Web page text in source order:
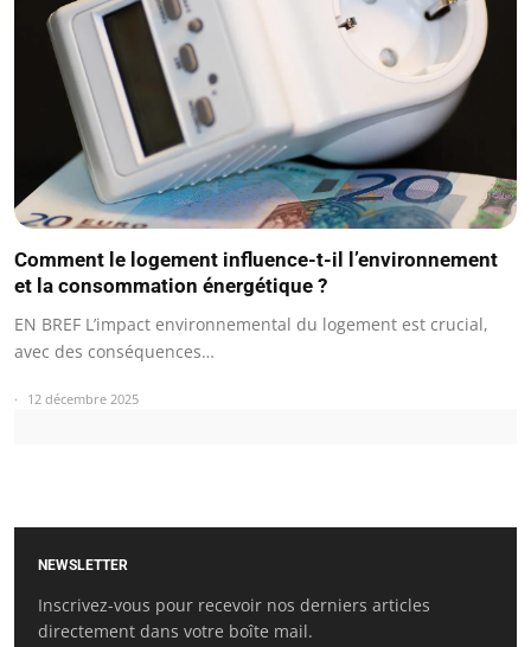
Comment le logement influence-t-il l’environnement
et la consommation énergétique ?
EN BREF L’impact environnemental du logement est crucial,
avec des conséquences…
12 décembre 2025
NEWSLETTER
Inscrivez-vous pour recevoir nos derniers articles
directement dans votre boîte mail.